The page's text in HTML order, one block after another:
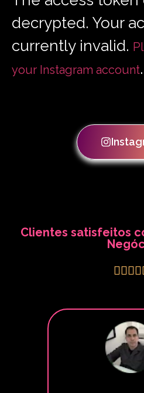
decrypted. Your
currently invalid.
your Instagram account.
Clientes satisfeitos
